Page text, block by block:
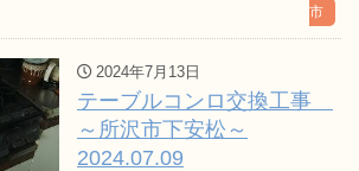
市
2024年7月13日
テーブルコンロ交換工事
～所沢市下安松～
2024.07.09